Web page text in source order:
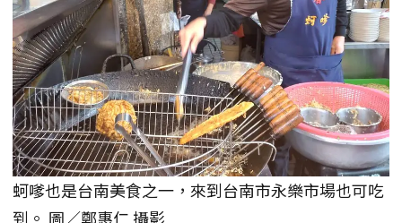
蚵嗲也是台南美食之一，來到台南市永樂市場也可吃
到。 圖／鄭惠仁 攝影